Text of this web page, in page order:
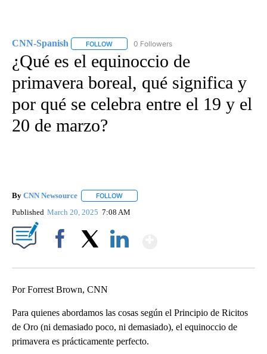
CNN-Spanish FOLLOW FOLLOW "CNN-SPANISH" TO RECEIVE
0 Followers
¿Qué es el equinoccio de
primavera boreal, qué significa y
por qué se celebra entre el 19 y el
20 de marzo?
By CNN Newsource FOLLOW
Published March 20, 2025 7:08 AM
Por Forrest Brown, CNN
Para quienes abordamos las cosas según el Principio de Ricitos
de Oro (ni demasiado poco, ni demasiado), el equinoccio de
primavera es prácticamente perfecto.